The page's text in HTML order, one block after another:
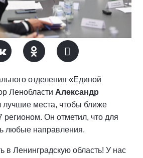
отделения «Единой
Ленобласти Александр
лучшие места, чтобы ближе
регионом. Он отметил, что для
любые направления.
в Ленинградскую область! У нас